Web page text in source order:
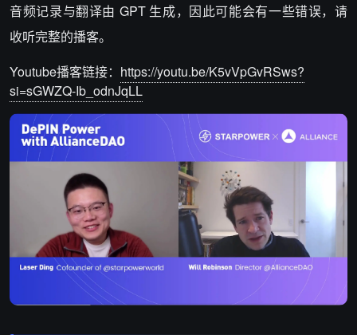
音频记录与翻译由 GPT 生成，因此可能会有一些错误，请
收听完整的播客。
Youtube播客链接： https://youtu.be/K5vVpGvRSws?
si=sGWZQ-Ib_odnJqLL